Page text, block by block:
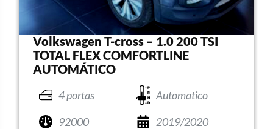
Volkswagen T-cross – 1.0 200 TSI
TOTAL FLEX COMFORTLINE
AUTOMÁTICO
4 portas
Automatico
92000
2019/2020